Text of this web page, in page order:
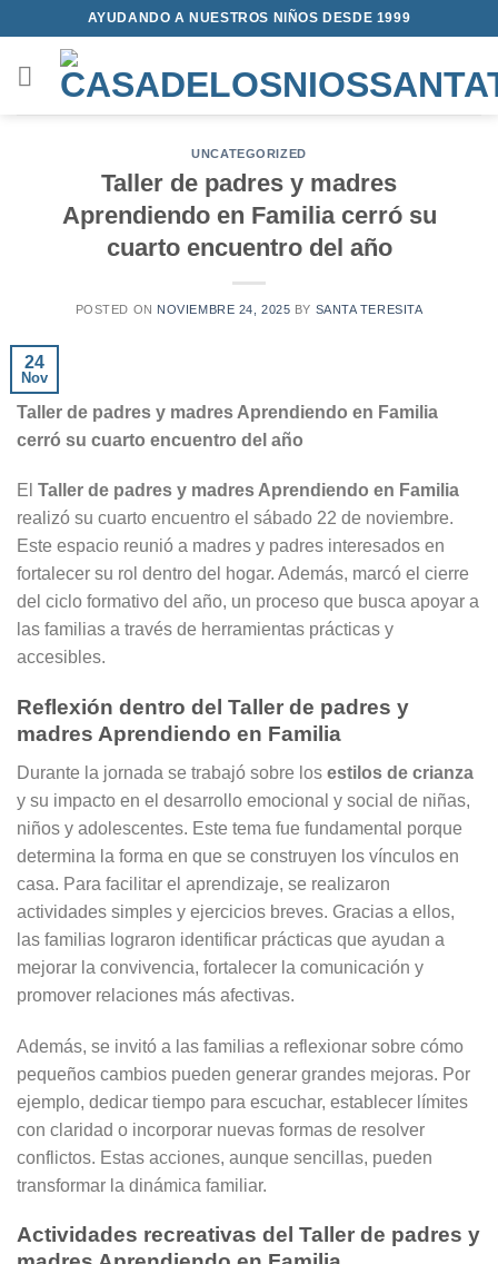
al
contenido
AYUDANDO A NUESTROS NIÑOS DESDE 1999
UNCATEGORIZED
Taller de padres y madres
Aprendiendo en Familia cerró su
cuarto encuentro del año
POSTED ON NOVIEMBRE 24, 2025 BY SANTA TERESITA
24
Nov
Taller de padres y madres Aprendiendo en Familia
cerró su cuarto encuentro del año
El Taller de padres y madres Aprendiendo en Familia
realizó su cuarto encuentro el sábado 22 de noviembre.
Este espacio reunió a madres y padres interesados en
fortalecer su rol dentro del hogar. Además, marcó el cierre
del ciclo formativo del año, un proceso que busca apoyar a
las familias a través de herramientas prácticas y
accesibles.
Reflexión dentro del Taller de padres y
madres Aprendiendo en Familia
Durante la jornada se trabajó sobre los estilos de crianza
y su impacto en el desarrollo emocional y social de niñas,
niños y adolescentes. Este tema fue fundamental porque
determina la forma en que se construyen los vínculos en
casa. Para facilitar el aprendizaje, se realizaron
actividades simples y ejercicios breves. Gracias a ellos,
las familias lograron identificar prácticas que ayudan a
mejorar la convivencia, fortalecer la comunicación y
promover relaciones más afectivas.
Además, se invitó a las familias a reflexionar sobre cómo
pequeños cambios pueden generar grandes mejoras. Por
ejemplo, dedicar tiempo para escuchar, establecer límites
con claridad o incorporar nuevas formas de resolver
conflictos. Estas acciones, aunque sencillas, pueden
transformar la dinámica familiar.
Actividades recreativas del Taller de padres y